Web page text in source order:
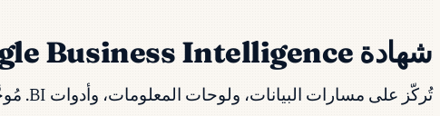
شهادة Google Business Intelligence المهنية
تُركّز على مسارات البيانات، ولوحات المعلومات، وأدوات BI. مُوجَّهة للمحللين الراغبين في التحرك نحو وظائف مهندس BI أو ما يتاخمها من هندسة البيانات.